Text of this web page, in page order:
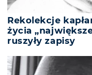
Rekolekcje
życia
ruszyły zapisy